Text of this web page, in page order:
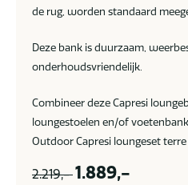
de rug, worden standaard
Deze bank is duurzaam,
onderhoudsvriendelijk.
Combineer deze Capresi
loungestoelen en/of
Outdoor Capresi loungeset
2.219,- 1.889,-